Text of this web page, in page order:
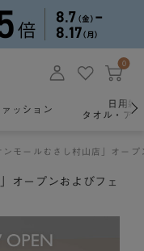
0
ァッション
日用雑
タオル・ア
モールむさし村山店」オー
オープンおよびフェ